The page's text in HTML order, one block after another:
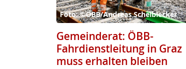
Foto: ©ÖBB/Andreas Scheiblecker
Gemeinderat: ÖBB-
Fahrdienstleitung in Graz
muss erhalten bleiben